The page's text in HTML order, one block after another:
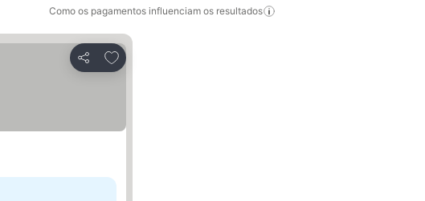
Como os pagamentos influenciam os resultados
Partilhar
Adicionar aos favoritos